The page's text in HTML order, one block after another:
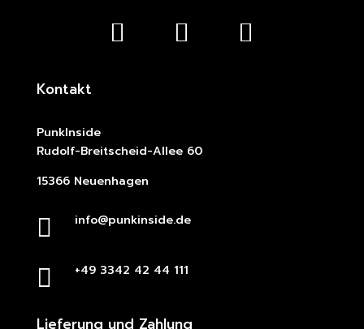
Kontakt
PunkInside
Rudolf-Breitscheid-Allee 60
15366 Neuenhagen
 info@punkinside.de
 +49 3342 42 44 111
Lieferung und Zahlung